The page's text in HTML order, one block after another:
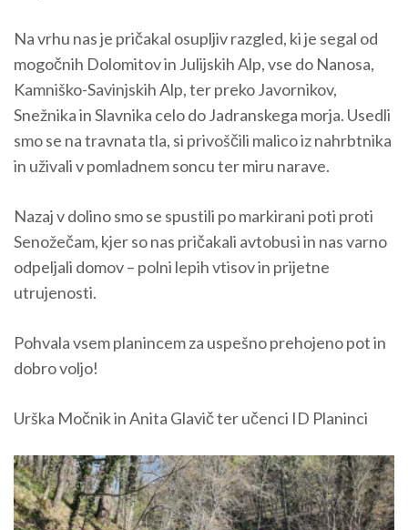
Na vrhu nas je pričakal osupljiv razgled, ki je segal od
mogočnih Dolomitov in Julijskih Alp, vse do Nanosa,
Kamniško-Savinjskih Alp, ter preko Javornikov,
Snežnika in Slavnika celo do Jadranskega morja. Usedli
smo se na travnata tla, si privoščili malico iz nahrbtnika
in uživali v pomladnem soncu ter miru narave.
Nazaj v dolino smo se spustili po markirani poti proti
Senožečam, kjer so nas pričakali avtobusi in nas varno
odpeljali domov – polni lepih vtisov in prijetne
utrujenosti.
Pohvala vsem planincem za uspešno prehojeno pot in
dobro voljo!
Urška Močnik in Anita Glavič ter učenci ID Planinci